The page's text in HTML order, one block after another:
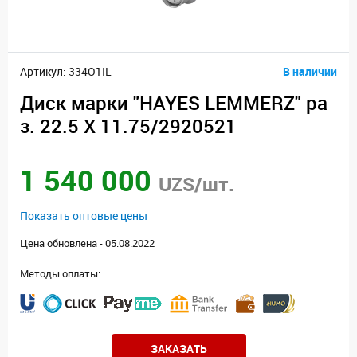
Артикул: 334O1IL В наличии
Диск марки "HAYES LEMMERZ" ра
з. 22.5 Х 11.75/2920521
1 540 000 UZS/шт.
Показать оптовые цены
Цена обновлена - 05.08.2022
Методы оплаты:
ЗАКАЗАТЬ